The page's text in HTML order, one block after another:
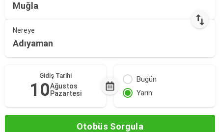
Muğla
Nereye
Adıyaman
Gidiş Tarihi
10Ağustos
Pazartesi
Bugün
Yarın
Otobüs Sorgula